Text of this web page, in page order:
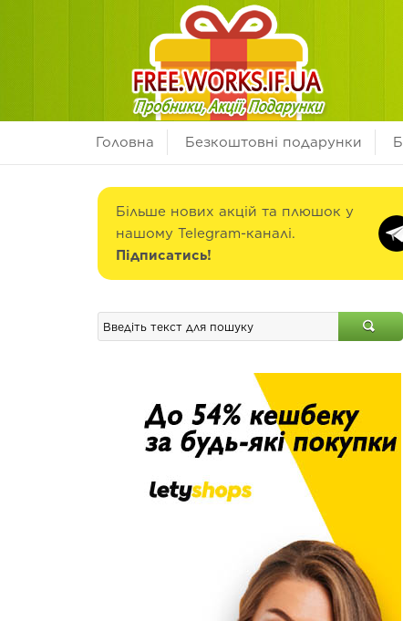
Головна Безкоштовні подарунки
Більше нових акцій та плюшок у
нашому Telegram-каналі.
Підписатись!